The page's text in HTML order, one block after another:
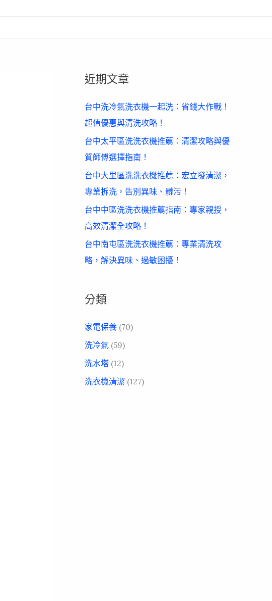
近期文章
台中洗冷氣洗衣機一起洗：省錢大作戰！
超值優惠與清洗攻略！
台中太平區洗洗衣機推薦：清潔攻略與優
質師傅選擇指南！
台中大里區洗洗衣機推薦：宏立發清潔，
專業拆洗，告別異味、髒污！
台中中區洗洗衣機推薦指南：專家親授，
高效清潔全攻略！
台中南屯區洗洗衣機推薦：專業清洗攻
略，解決異味、過敏困擾！
分類
家電保養 (70)
洗冷氣 (59)
洗水塔 (12)
洗衣機清潔 (127)